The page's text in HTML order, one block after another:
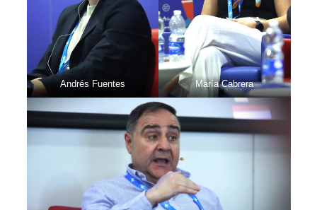
Andrés Fuentes María Cabrera